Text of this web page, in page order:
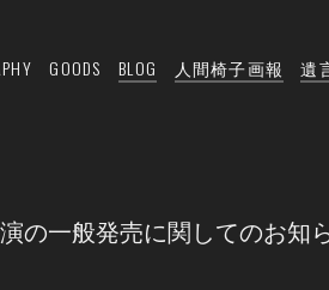
GOODS BLOG 人間椅子画報 遺
の一般発売に関してのお知ら